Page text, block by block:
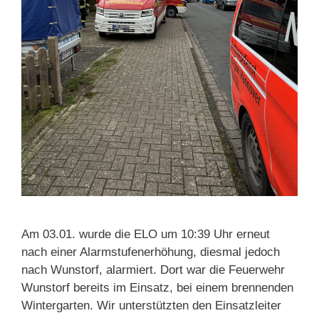
Am 03.01. wurde die ELO um 10:39 Uhr erneut
nach einer Alarmstufenerhöhung, diesmal jedoch
nach Wunstorf, alarmiert. Dort war die Feuerwehr
Wunstorf bereits im Einsatz, bei einem brennenden
Wintergarten. Wir unterstützten den Einsatzleiter